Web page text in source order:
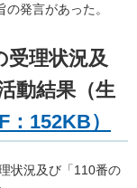
発言があった。
受理状況及
動結果（生
152KB）
状況及び「110番の